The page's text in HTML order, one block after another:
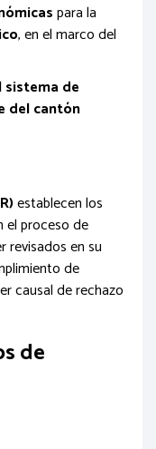
para la
, en el marco del
de
del cantón
establecen los
el proceso de
revisados en su
de
causal de rechazo
de